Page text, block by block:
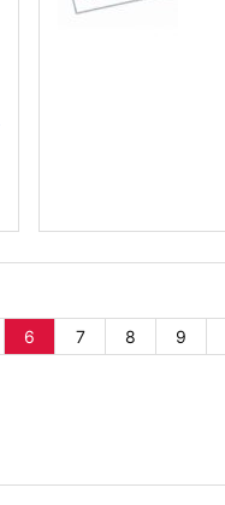
6 7 8 9